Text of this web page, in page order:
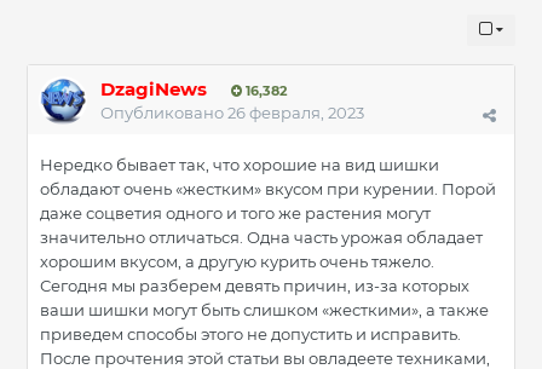
DzagiNews 16,382
Опубликовано26 февраля, 2023
Нередко бывает так, что хорошие на вид шишки
обладают очень «жестким» вкусом при курении. Порой
даже соцветия одного и того же растения могут
значительно отличаться. Одна часть урожая обладает
хорошим вкусом, а другую курить очень тяжело.
Сегодня мы разберем девять причин, из-за которых
ваши шишки могут быть слишком «жесткими», а также
приведем способы этого не допустить и исправить.
После прочтения этой статьи вы овладеете техниками,